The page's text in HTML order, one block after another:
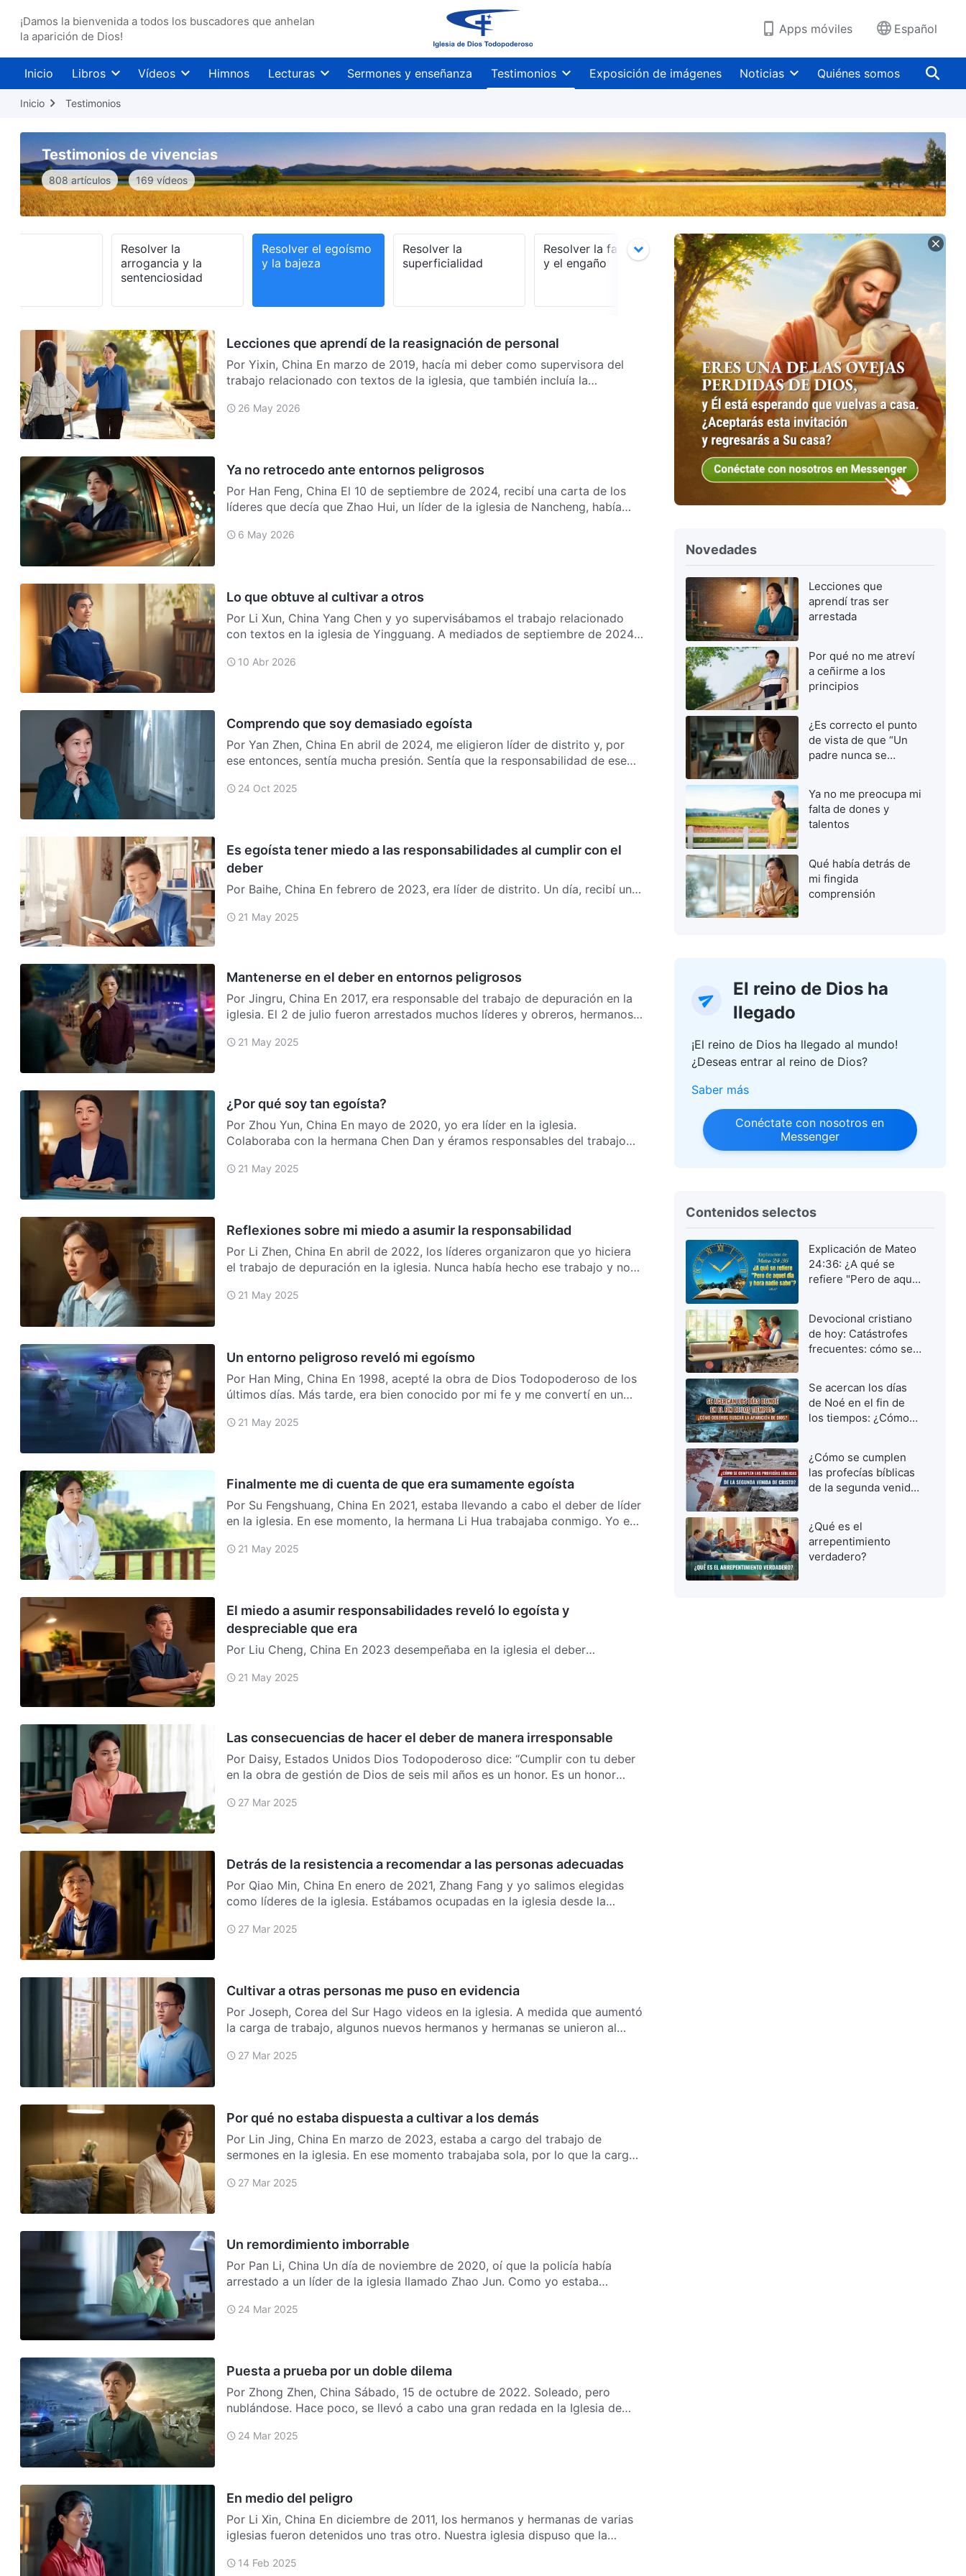
¡Damos la bienvenida a todos los buscadores que anhelan
la aparición de Dios!
Apps móviles Español
Inicio Libros Vídeos Himnos Lecturas Sermones y enseñanza Testimonios Exposición de imágenes Noticias Quiénes somos
Inicio Testimonios
Testimonios de vivencias
808 artículos 169 vídeos
Resolver la
arrogancia y la
sentenciosidad
Resolver el egoísmo
y la bajeza
Resolver la
superficialidad
Resolver la falsedad
y el engaño
Resolver la
búsqueda de estatus
Resolver el recelo y
los malentendidos
Lecciones que aprendí de la reasignación de personal
Por Yixin, China En marzo de 2019, hacía mi deber como supervisora del
trabajo relacionado con textos de la iglesia, que también incluía la
26 May 2026
Ya no retrocedo ante entornos peligrosos
Por Han Feng, China El 10 de septiembre de 2024, recibí una carta de los
líderes que decía que Zhao Hui, un líder de la iglesia de Nancheng, había
6 May 2026
Lo que obtuve al cultivar a otros
Por Li Xun, China Yang Chen y yo supervisábamos el trabajo relacionado
con textos en la iglesia de Yingguang. A mediados de septiembre de 2024,
10 Abr 2026
Comprendo que soy demasiado egoísta
Por Yan Zhen, China En abril de 2024, me eligieron líder de distrito y, por
ese entonces, sentía mucha presión. Sentía que la responsabilidad de ese
24 Oct 2025
Es egoísta tener miedo a las responsabilidades al cumplir con el
deber
Por Baihe, China En febrero de 2023, era líder de distrito. Un día, recibí una
21 May 2025
Mantenerse en el deber en entornos peligrosos
Por Jingru, China En 2017, era responsable del trabajo de depuración en la
iglesia. El 2 de julio fueron arrestados muchos líderes y obreros, hermanos…
21 May 2025
¿Por qué soy tan egoísta?
Por Zhou Yun, China En mayo de 2020, yo era líder en la iglesia.
Colaboraba con la hermana Chen Dan y éramos responsables del trabajo
21 May 2025
Reflexiones sobre mi miedo a asumir la responsabilidad
Por Li Zhen, China En abril de 2022, los líderes organizaron que yo hiciera
el trabajo de depuración en la iglesia. Nunca había hecho ese trabajo y no…
21 May 2025
Un entorno peligroso reveló mi egoísmo
Por Han Ming, China En 1998, acepté la obra de Dios Todopoderoso de los
últimos días. Más tarde, era bien conocido por mi fe y me convertí en un
21 May 2025
Finalmente me di cuenta de que era sumamente egoísta
Por Su Fengshuang, China En 2021, estaba llevando a cabo el deber de líder
en la iglesia. En ese momento, la hermana Li Hua trabajaba conmigo. Yo era
21 May 2025
El miedo a asumir responsabilidades reveló lo egoísta y
despreciable que era
Por Liu Cheng, China En 2023 desempeñaba en la iglesia el deber
líderes esta…
21 May 2025
Las consecuencias de hacer el deber de manera irresponsable
Por Daisy, Estados Unidos Dios Todopoderoso dice: “Cumplir con tu deber
en la obra de gestión de Dios de seis mil años es un honor. Es un honor
27 Mar 2025
Detrás de la resistencia a recomendar a las personas adecuadas
Por Qiao Min, China En enero de 2021, Zhang Fang y yo salimos elegidas
como líderes de la iglesia. Estábamos ocupadas en la iglesia desde la
27 Mar 2025
Cultivar a otras personas me puso en evidencia
Por Joseph, Corea del Sur Hago videos en la iglesia. A medida que aumentó
la carga de trabajo, algunos nuevos hermanos y hermanas se unieron al
27 Mar 2025
Por qué no estaba dispuesta a cultivar a los demás
Por Lin Jing, China En marzo de 2023, estaba a cargo del trabajo de
sermones en la iglesia. En ese momento trabajaba sola, por lo que la carga
27 Mar 2025
Un remordimiento imborrable
Por Pan Li, China Un día de noviembre de 2020, oí que la policía había
arrestado a un líder de la iglesia llamado Zhao Jun. Como yo estaba
24 Mar 2025
Puesta a prueba por un doble dilema
Por Zhong Zhen, China Sábado, 15 de octubre de 2022. Soleado, pero
nublándose. Hace poco, se llevó a cabo una gran redada en la Iglesia de
24 Mar 2025
En medio del peligro
Por Li Xin, China En diciembre de 2011, los hermanos y hermanas de varias
iglesias fueron detenidos uno tras otro. Nuestra iglesia dispuso que la
14 Feb 2025
Novedades
Lecciones que
aprendí tras ser
arrestada
Por qué no me atreví
a ceñirme a los
principios
¿Es correcto el punto
de vista de que “Un
padre nunca se
Ya no me preocupa mi
falta de dones y
talentos
Qué había detrás de
mi fingida
comprensión
El reino de Dios ha
llegado
¡El reino de Dios ha llegado al mundo!
¿Deseas entrar al reino de Dios?
Saber más
Conéctate con nosotros en
Messenger
Contenidos selectos
Explicación de Mateo
24:36: ¿A qué se
refiere "Pero de aquel
Devocional cristiano
de hoy: Catástrofes
frecuentes: cómo ser
al Señor
Se acercan los días
de Noé en el fin de
los tiempos: ¿Cómo
¿Cómo se cumplen
las profecías bíblicas
de la segunda venida
¿Qué es el
arrepentimiento
verdadero?